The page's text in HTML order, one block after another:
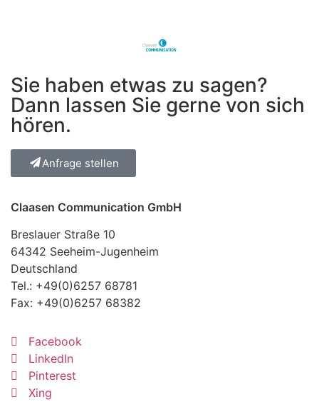
Sie haben etwas zu sagen?
Dann lassen Sie gerne von sich
hören.
Anfrage stellen
Claasen Communication GmbH
Breslauer Straße 10
64342 Seeheim-Jugenheim
Deutschland
Tel.: +49(0)6257 68781
Fax: +49(0)6257 68382
Facebook
LinkedIn
Pinterest
Xing